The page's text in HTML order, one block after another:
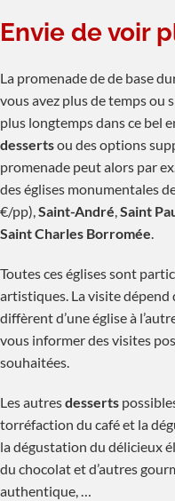
Envie de voir
La promenade de de base
vous avez plus de temps ou
plus longtemps dans ce bel
dessertsou des options
promenade peut alors par
des églises monumentales
€/pp),Saint-André,Saint
Saint Charles Borromée.
Toutes ces églises sont
artistiques. La visite dépend
diffèrent d’une église à
vous informer des visites
souhaitées.
Les autresdesserts
torréfaction du café et la
la dégustation du délicieux
du chocolat et d’autres
authentique, …